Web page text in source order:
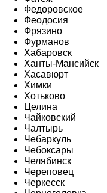
Федоровское
Феодосия
Фрязино
Фурманов
Хабаровск
Ханты-Мансийск
Хасавюрт
Химки
Хотьково
Целина
Чайковский
Чалтырь
Чебаркуль
Чебоксары
Челябинск
Череповец
Черкесск